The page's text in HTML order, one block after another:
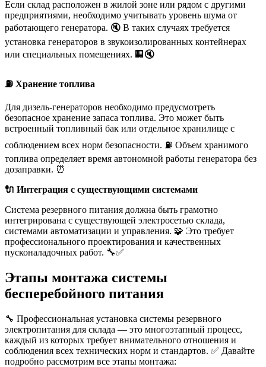
Если склад расположен в жилой зоне или рядом с другими
предприятиями, необходимо учитывать уровень шума от
работающего генератора. 🔇 В таких случаях требуется
установка генераторов в звукоизолированных контейнерах
или специальных помещениях. 🏢🔇
⛽ Хранение топлива
Для дизель-генераторов необходимо предусмотреть
безопасное хранение запаса топлива. Это может быть
встроенный топливный бак или отдельное хранилище с
соблюдением всех норм безопасности. ⛽️ Объем хранимого
топлива определяет время автономной работы генератора без
дозаправки. ⏰
🔌 Интеграция с существующими системами
Система резервного питания должна быть грамотно
интегрирована с существующей электросетью склада,
системами автоматизации и управления. 🧩 Это требует
профессионального проектирования и качественных
пусконаладочных работ. 🔧✅
Этапы монтажа системы
бесперебойного питания
🔧 Профессиональная установка системы резервного
электропитания для склада — это многоэтапный процесс,
каждый из которых требует внимательного отношения и
соблюдения всех технических норм и стандартов. ✅ Давайте
подробно рассмотрим все этапы монтажа: